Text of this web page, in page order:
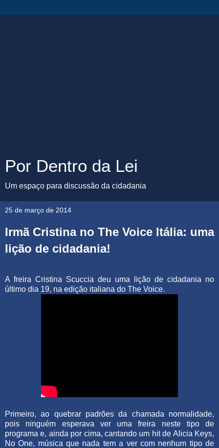
Por Dentro da Lei
Um espaço para discussão da cidadania
25 de março de 2014
Irmã Cristina no The Voice Itália: uma
lição de cidadania!
A freira Cristina Scuccia deu uma lição de cidadania no
último dia 19, na edição italiana do The Voice.
Primeiro, ao quebrar padrões da chamada normalidade,
pois ninguém esperava ver uma freira neste tipo de
programa e, ainda por cima, cantando um hit de Alicia Keys,
No One, música que nada tem a ver com nenhum tipo de